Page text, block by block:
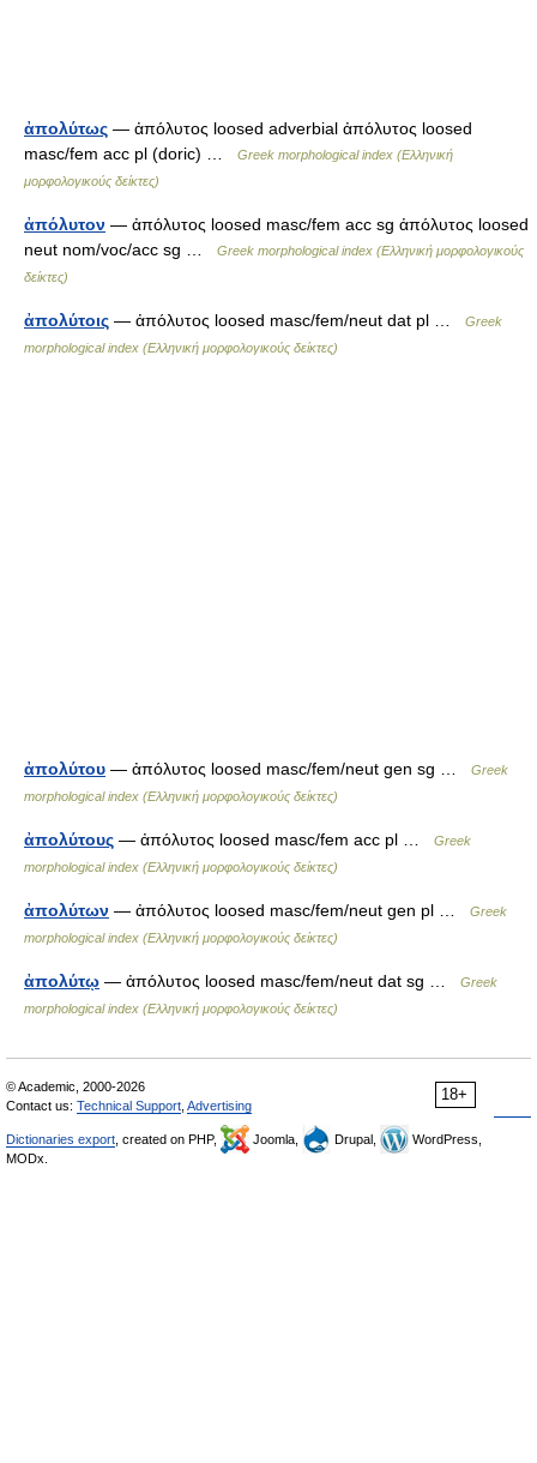
ἀπολύτως — ἀπόλυτος loosed adverbial ἀπόλυτος loosed
masc/fem acc pl (doric) …
Greek morphological index (Ελληνική
μορφολογικούς δείκτες)
ἀπόλυτον — ἀπόλυτος loosed masc/fem acc sg ἀπόλυτος loosed
neut nom/voc/acc sg …
Greek morphological index (Ελληνική μορφολογικούς
δείκτες)
ἀπολύτοις — ἀπόλυτος loosed masc/fem/neut dat pl …
Greek
morphological index (Ελληνική μορφολογικούς δείκτες)
ἀπολύτου — ἀπόλυτος loosed masc/fem/neut gen sg …
Greek
morphological index (Ελληνική μορφολογικούς δείκτες)
ἀπολύτους — ἀπόλυτος loosed masc/fem acc pl …
Greek
morphological index (Ελληνική μορφολογικούς δείκτες)
ἀπολύτων — ἀπόλυτος loosed masc/fem/neut gen pl …
Greek
morphological index (Ελληνική μορφολογικούς δείκτες)
ἀπολύτῳ — ἀπόλυτος loosed masc/fem/neut dat sg …
Greek
morphological index (Ελληνική μορφολογικούς δείκτες)
18+
© Academic, 2000-2026
Contact us: Technical Support Advertising
Dictionaries export , created on PHP, Joomla, Drupal,
WordPress,
MODx.